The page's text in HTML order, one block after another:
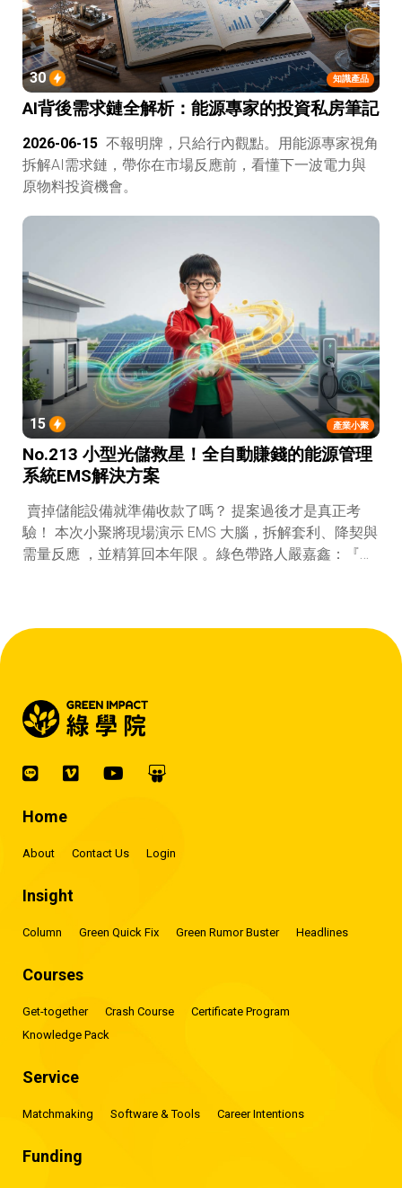
知識產品
30
AI背後需求鏈全解析：能源專家的投資私房筆記
2026-06-15 不報明牌，只給行內觀點。用能源專家視角
拆解AI需求鏈，帶你在市場反應前，看懂下一波電力與
原物料投資機會。
產業小聚
15
No.213 小型光儲救星！全自動賺錢的能源管理
系統EMS解決方案
賣掉儲能設備就準備收款了嗎？ 提案過後才是真正考
驗！ 本次小聚將現場演示 EMS 大腦，拆解套利、降契與
需量反應 ，並精算回本年限 。綠色帶路人嚴嘉鑫：『會
Home
About Contact Us Login
Insight
Column Green Quick Fix Green Rumor Buster Headlines
Courses
Get-together Crash Course
Certificate Program
Knowledge Pack
Service
Matchmaking Software & Tools Career Intentions
Funding